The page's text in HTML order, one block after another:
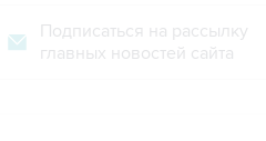
Подписаться на рассылку
главных новостей сайта